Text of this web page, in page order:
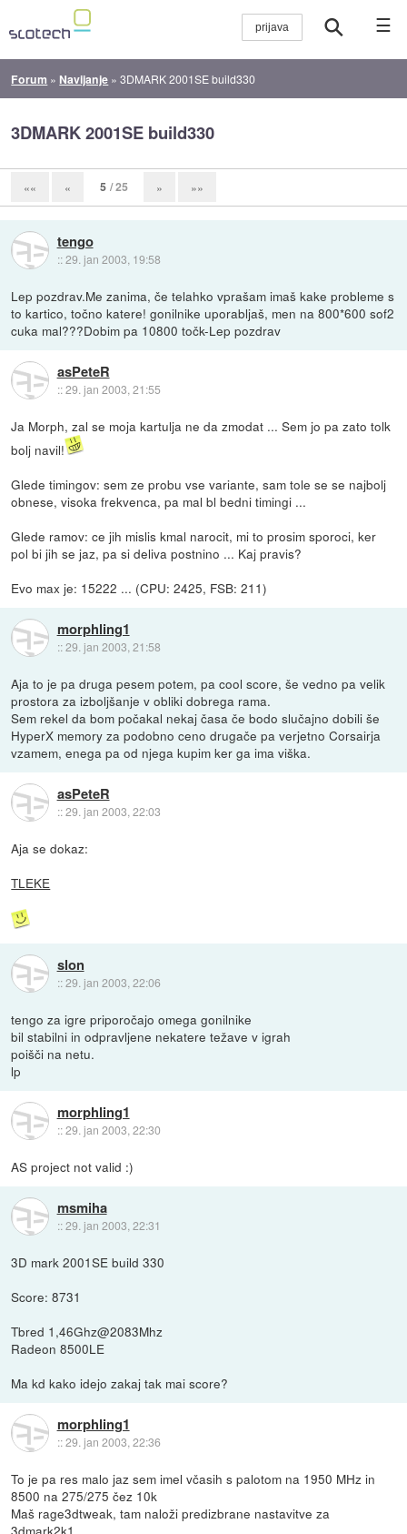
☰
Forum » Navijanje »3DMARK 2001SE build330
3DMARK 2001SE build330
«« « 5 / 25 » »»
tengo
::29. jan 2003, 19:58
Lep pozdrav.Me zanima, če telahko vprašam imaš kake probleme s
to kartico, točno katere! gonilnike uporabljaš, men na 800*600 sof2
cuka mal???Dobim pa 10800 točk-Lep pozdrav
asPeteR
::29. jan 2003, 21:55
Ja Morph, zal se moja kartulja ne da zmodat ... Sem jo pa zato tolk
bolj navil!
Glede timingov: sem ze probu vse variante, sam tole se se najbolj
obnese, visoka frekvenca, pa mal bl bedni timingi ...
Glede ramov: ce jih mislis kmal narocit, mi to prosim sporoci, ker
pol bi jih se jaz, pa si deliva postnino ... Kaj pravis?
Evo max je: 15222 ... (CPU: 2425, FSB: 211)
morphling1
::29. jan 2003, 21:58
Aja to je pa druga pesem potem, pa cool score, še vedno pa velik
prostora za izboljšanje v obliki dobrega rama.
Sem rekel da bom počakal nekaj časa če bodo slučajno dobili še
HyperX memory za podobno ceno drugače pa verjetno Corsairja
vzamem, enega pa od njega kupim ker ga ima viška.
asPeteR
::29. jan 2003, 22:03
Aja se dokaz:
TLEKE
slon
::29. jan 2003, 22:06
tengo za igre priporočajo omega gonilnike
bil stabilni in odpravljene nekatere težave v igrah
poišči na netu.
lp
morphling1
::29. jan 2003, 22:30
AS project not valid :)
msmiha
::29. jan 2003, 22:31
3D mark 2001SE build 330
Score: 8731
Tbred 1,46Ghz@2083Mhz
Radeon 8500LE
Ma kd kako idejo zakaj tak mai score?
morphling1
::29. jan 2003, 22:36
To je pa res malo jaz sem imel včasih s palotom na 1950 MHz in
8500 na 275/275 čez 10k
Maš rage3dtweak, tam naloži predizbrane nastavitve za
3dmark2k1.